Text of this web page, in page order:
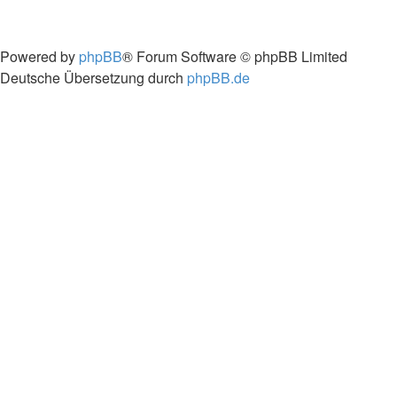
Powered by phpBB® Forum Software © phpBB Limited
Deutsche Übersetzung durch phpBB.de